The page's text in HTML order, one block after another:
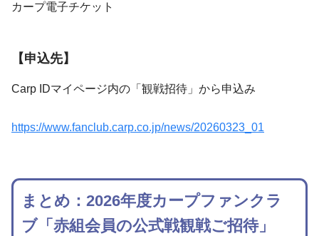
カープ電子チケット
【申込先】
Carp IDマイページ内の「観戦招待」から申込み
https://www.fanclub.carp.co.jp/news/20260323_01
まとめ：2026年度カープファンクラ
ブ「赤組会員の公式戦観戦ご招待」